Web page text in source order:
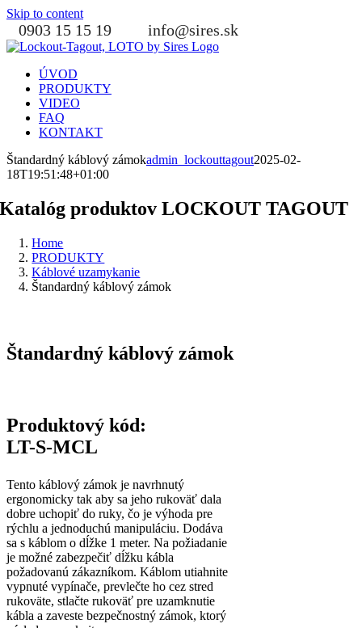
Skip to content
0903 15 15 19 info@sires.sk
ÚVOD
PRODUKTY
VIDEO
FAQ
KONTAKT
Štandardný káblový zámokadmin_lockouttagout2025-02-
18T19:51:48+01:00
Katalóg produktov LOCKOUT TAGOUT
Home
PRODUKTY
Káblové uzamykanie
Štandardný káblový zámok
Štandardný káblový zámok
Produktový kód:
LT-S-MCL
Tento káblový zámok je navrhnutý
ergonomicky tak aby sa jeho rukoväť dala
dobre uchopiť do ruky, čo je výhoda pre
rýchlu a jednoduchú manipuláciu. Dodáva
sa s káblom o dĺžke 1 meter. Na požiadanie
je možné zabezpečiť dĺžku kábla
požadovanú zákazníkom. Káblom utiahnite
vypnuté vypínače, prevlečte ho cez stred
rukoväte, stlačte rukoväť pre uzamknutie
kábla a zaveste bezpečnostný zámok, ktorý